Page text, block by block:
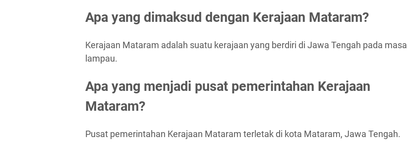
Apa yang dimaksud dengan Kerajaan Mataram?
Kerajaan Mataram adalah suatu kerajaan yang berdiri di Jawa Tengah pada masa
lampau.
Apa yang menjadi pusat pemerintahan Kerajaan
Mataram?
Pusat pemerintahan Kerajaan Mataram terletak di kota Mataram, Jawa Tengah.